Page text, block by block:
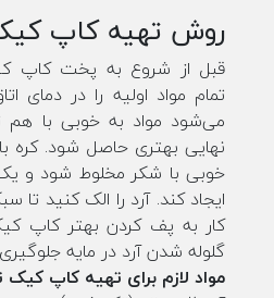
روش تهیه کاپ
قبل از شروع به پخت کاپ
تمام مواد اولیه را در دمای
می‌شود مواد به خوبی با
نهایی بهتری حاصل شود. کره
خوبی با شکر مخلوط شود و
ایجاد کند. آرد را الک کنید
کار به پف کردن بهتر کاپ
گلوله شدن آرد در مایه
مواد لازم برای تهیه کاپ